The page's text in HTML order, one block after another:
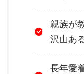
親族が
沢山ある
長年愛